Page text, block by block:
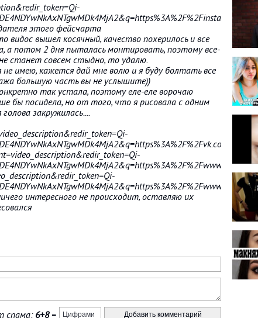
этого фейсчарта
видос вышел косячный, качество похерилось и все
а потом 2 дня пыталась монтировать, поэтому все-
станет совсем стыдно, то удалю.
имею, кажется дай мне волю и я буду болтать все
большую часть вы не услышите))
так устала, поэтому еле-еле ворочаю
бы посидела, но от того, что я рисовала с одним
закружилась....
интересного не происходит, оставляю их
спама: 6+8=